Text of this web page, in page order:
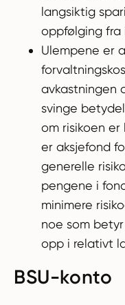
langsiktig
oppfølging fra
Ulempene er
avkastningen
svinge
om risikoen er
er aksjefond
generelle
pengene i
minimere
noe som
opp i relativt
BSU-konto